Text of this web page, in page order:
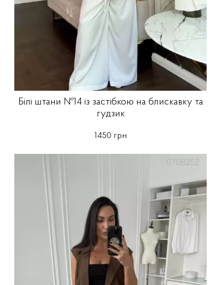
Білі штани №14 із застібкою на блискавку та
гудзик
1450 грн